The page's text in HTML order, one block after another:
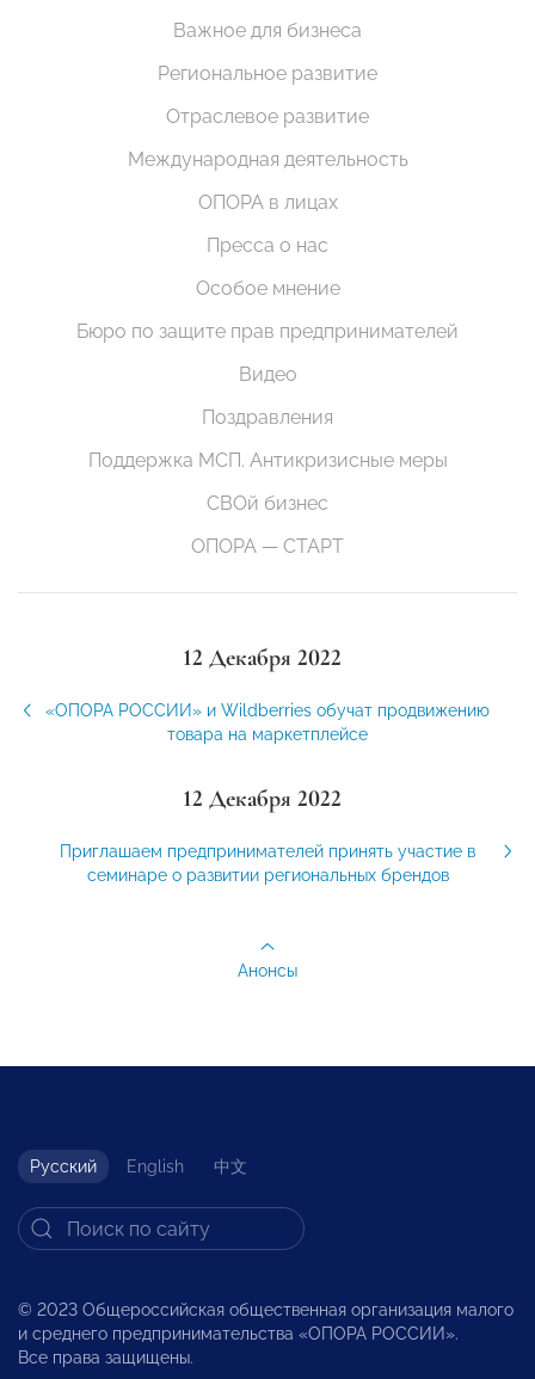
Важное для бизнеса
Региональное развитие
Отраслевое развитие
Международная деятельность
ОПОРА в лицах
Пресса о нас
Особое мнение
Бюро по защите прав предпринимателей
Видео
Поздравления
Поддержка МСП. Антикризисные меры
СВОй бизнес
ОПОРА — СТАРТ
12 Декабря 2022
«ОПОРА РОССИИ» и Wildberries обучат продвижению
товара на маркетплейсе
12 Декабря 2022
Приглашаем предпринимателей принять участие в
семинаре о развитии региональных брендов
Анонсы
Русский English 中文
© 2023 Общероссийская общественная организация малого
и среднего предпринимательства «ОПОРА РОССИИ».
Все права защищены.